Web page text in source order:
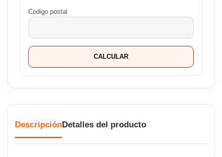
Codigo postal
CALCULAR
DescripciónDetalles del producto